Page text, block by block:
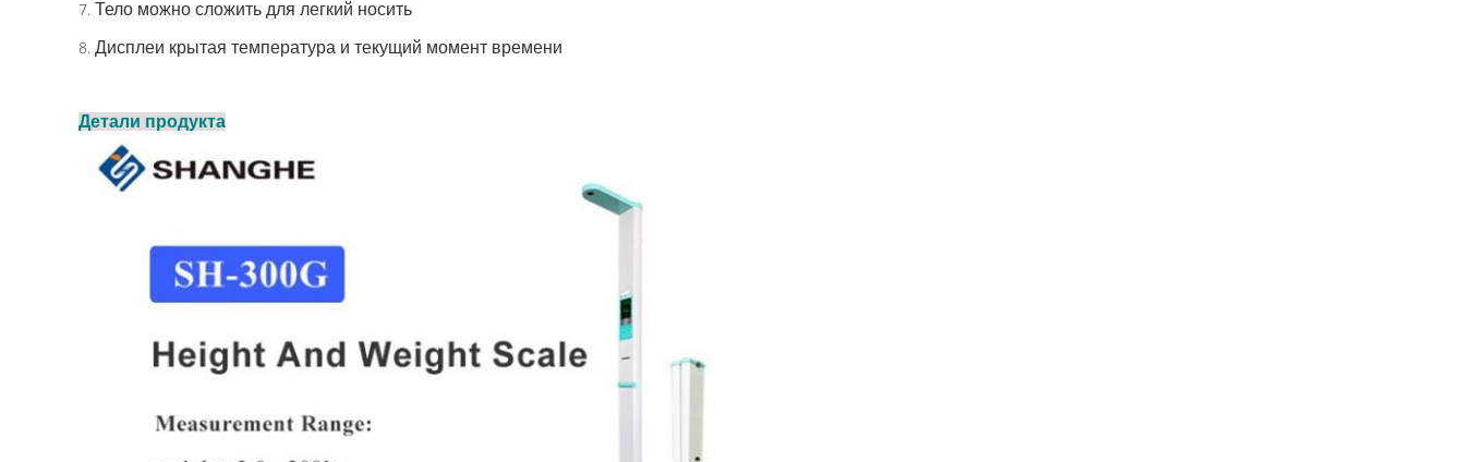
7. Тело можно сложить для легкий носить
8. Дисплеи крытая температура и текущий момент времени
Детали продукта